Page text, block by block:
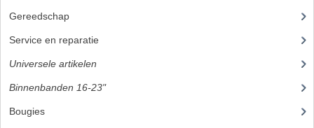
Gereedschap
Service en reparatie
Universele artikelen
Binnenbanden 16-23"(35)
Bougies